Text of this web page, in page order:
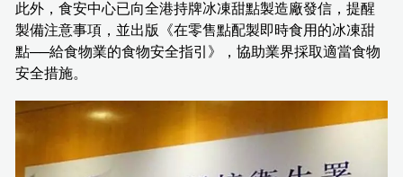
此外，食安中心已向全港持牌冰凍甜點製造廠發信，提醒
製備注意事項，並出版《在零售點配製即時食用的冰凍甜
點──給食物業的食物安全指引》，協助業界採取適當食物
安全措施。